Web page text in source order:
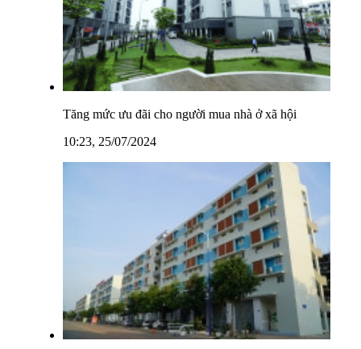
Tăng mức ưu đãi cho người mua nhà ở xã hội
10:23, 25/07/2024